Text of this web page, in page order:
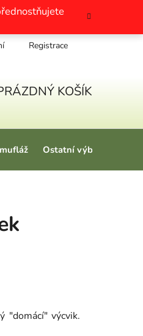
na splátkyRegistrace
KOŠÍK
Ostatní výbava
"domácí" výcvik.